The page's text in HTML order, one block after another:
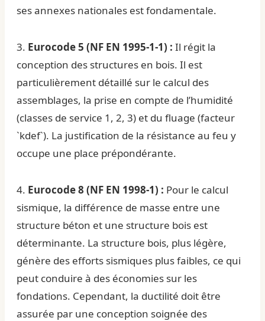
ses annexes nationales est fondamentale.
3. Eurocode 5 (NF EN 1995-1-1) : Il régit la
conception des structures en bois. Il est
particulièrement détaillé sur le calcul des
assemblages, la prise en compte de l’humidité
(classes de service 1, 2, 3) et du fluage (facteur
`kdef`). La justification de la résistance au feu y
occupe une place prépondérante.
4. Eurocode 8 (NF EN 1998-1) : Pour le calcul
sismique, la différence de masse entre une
structure béton et une structure bois est
déterminante. La structure bois, plus légère,
génère des efforts sismiques plus faibles, ce qui
peut conduire à des économies sur les
fondations. Cependant, la ductilité doit être
assurée par une conception soignée des